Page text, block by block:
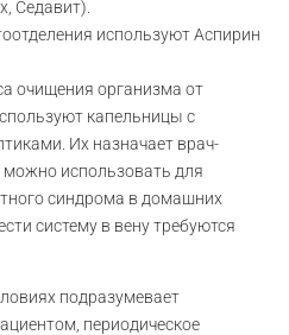
Седавит).
используют Аспирин
очищения организма от
капельницы с
Их назначает врач-
использовать для
синдрома в домашних
систему в вену требуются
подразумевает
периодическое